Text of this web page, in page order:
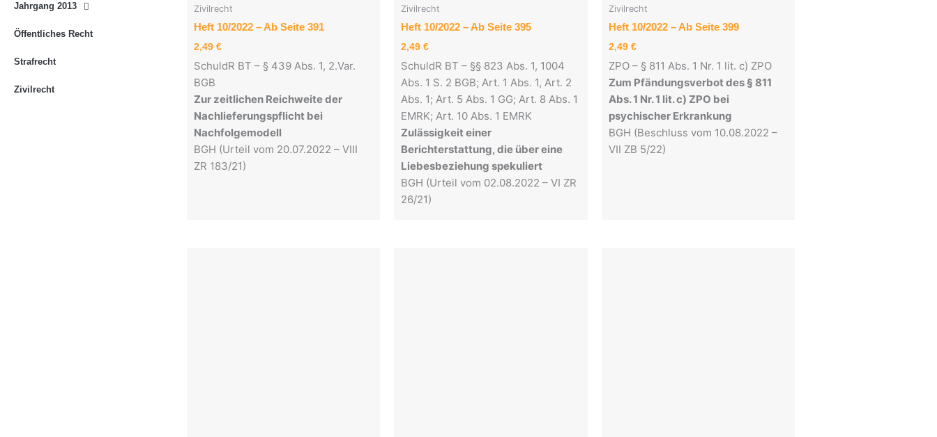
Jahrgang 2013
Öffentliches Recht
Strafrecht
Zivilrecht
Zivilrecht
Heft 10/2022 – Ab Seite 391
2,49 €
SchuldR BT – § 439 Abs. 1, 2.Var.
BGB
Zur zeitlichen Reichweite der
Nachlieferungspflicht bei
Nachfolgemodell
BGH (Urteil vom 20.07.2022 – VIII
ZR 183/21)
Zivilrecht
Heft 10/2022 – Ab Seite 395
2,49€
SchuldR BT – §§ 823 Abs. 1, 1004
Abs. 1 S. 2 BGB; Art. 1 Abs. 1, Art. 2
Abs. 1; Art. 5 Abs. 1 GG; Art. 8 Abs. 1
EMRK; Art. 10 Abs. 1 EMRK
Zulässigkeit einer
Berichterstattung, die über eine
Liebesbeziehung spekuliert
BGH (Urteil vom 02.08.2022 – VI ZR
26/21)
Zivilrecht
Heft 10/2022 – Ab Seite 399
2,49 €
ZPO – § 811 Abs. 1 Nr. 1 lit. c) ZPO
Zum Pfändungsverbot des § 811
Abs. 1 Nr. 1 lit. c) ZPO bei
psychischer Erkrankung
BGH (Beschluss vom 10.08.2022 –
VII ZB 5/22)